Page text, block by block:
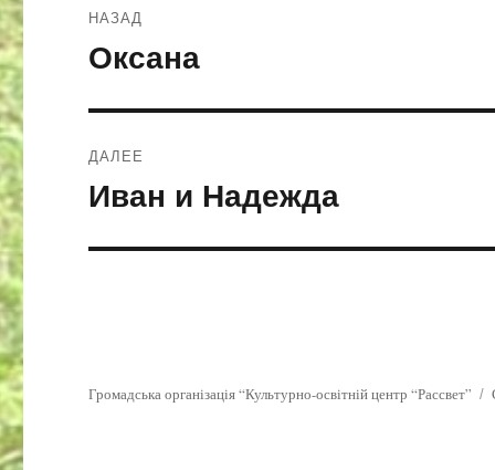
по
НАЗАД
Предыдущая
Оксана
ДАЛЕЕ
Следующая
Иван и Надежда
Громадська організація “Культурно-освітній центр “Рассвет”